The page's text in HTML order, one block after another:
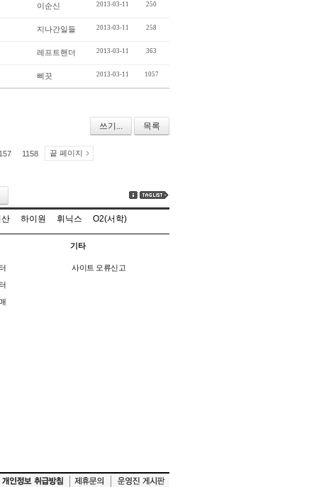
이순신 2013-03-11 250
지나간일들 2013-03-11 258
레프트핸더 2013-03-11 363
삐끗 2013-03-11 1057
쓰기... 목록
1158 끝 페이지
산 하이원 휘닉스 O2(서학)
기타
사이트 오류신고